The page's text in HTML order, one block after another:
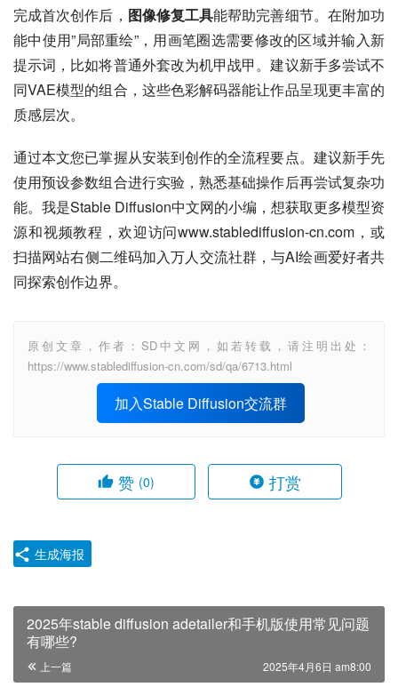
完成首次创作后， 图像修复工具能帮助完善细节。在附加功
能中使用”局部重绘”，用画笔圈选需要修改的区域并输入新
提示词，比如将普通外套改为机甲战甲。建议新手多尝试不
同VAE模型的组合，这些色彩解码器能让作品呈现更丰富的
质感层次。
通过本文您已掌握从安装到创作的全流程要点。建议新手先
使用预设参数组合进行实验，熟悉基础操作后再尝试复杂功
能。我是Stable Diffusion中文网的小编，想获取更多模型资
源和视频教程，欢迎访问www.stablediffusion-cn.com，或
扫描网站右侧二维码加入万人交流社群，与AI绘画爱好者共
同探索创作边界。
原创文章，作者：SD中文网，如若转载，请注明出处：
https://www.stablediffusion-cn.com/sd/qa/6713.html
加入Stable Diffusion交流群
赞 (0) 打赏
生成海报
2025年stable diffusion adetailer和手机版使用常见问题
有哪些?
上一篇 2025年4月6日 am8:00